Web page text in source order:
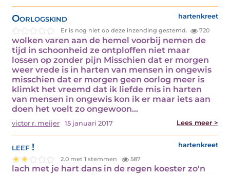
Oorlogskind hartenkreet
Er is nog niet op deze inzending gestemd. 720
wolken varen aan de hemel voorbij nemen de
tijd in schoonheid ze ontploffen niet maar
lossen op zonder pijn Misschien dat er morgen
weer vrede is in harten van mensen in ongewis
misschien dat er morgen geen oorlog meer is
klimkt het vreemd dat ik liefde mis in harten
van mensen in ongewis kon ik er maar iets aan
doen het voelt zo ongewoon…
victor r. meijer 15 januari 2017 Lees meer >
leef ! hartenkreet
2.0 met 1 stemmen 587
lach met je hart dans in de regen koester zo'n